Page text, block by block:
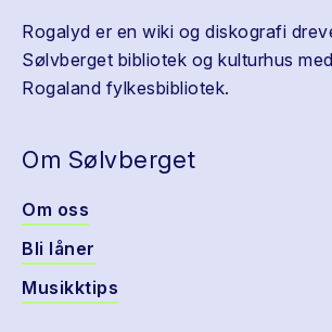
Rogalyd er en wiki og diskografi
Sølvberget bibliotek og kulturhus
Rogaland fylkesbibliotek.
Om Sølvberget
Om oss
Bli låner
Musikktips